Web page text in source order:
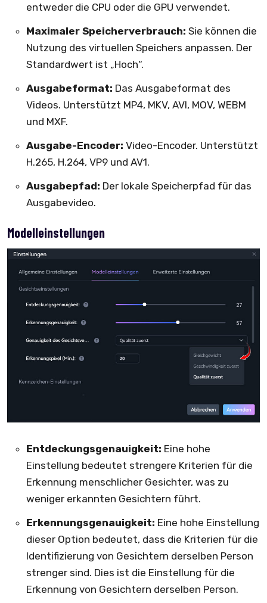
entweder die CPU oder die GPU verwendet.
Maximaler Speicherverbrauch: Sie können die
Nutzung des virtuellen Speichers anpassen. Der
Standardwert ist „Hoch“.
Ausgabeformat: Das Ausgabeformat des
Videos. Unterstützt MP4, MKV, AVI, MOV, WEBM
und MXF.
Ausgabe-Encoder: Video-Encoder. Unterstützt
H.265, H.264, VP9 und AV1.
Ausgabepfad: Der lokale Speicherpfad für das
Ausgabevideo.
Modelleinstellungen
Entdeckungsgenauigkeit: Eine hohe
Einstellung bedeutet strengere Kriterien für die
Erkennung menschlicher Gesichter, was zu
weniger erkannten Gesichtern führt.
Erkennungsgenauigkeit: Eine hohe Einstellung
dieser Option bedeutet, dass die Kriterien für die
Identifizierung von Gesichtern derselben Person
strenger sind. Dies ist die Einstellung für die
Erkennung von Gesichtern derselben Person.